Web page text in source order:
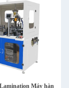
Máy hàn